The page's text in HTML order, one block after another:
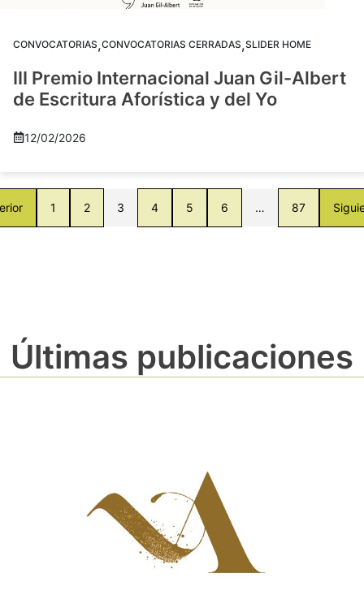
CONVOCATORIAS,CONVOCATORIAS CERRADAS,SLIDER HOME
III Premio Internacional Juan Gil-Albert
de Escritura Aforística y del Yo
12/02/2026
1 2 3 4 5 6 … 87
Últimas publicaciones